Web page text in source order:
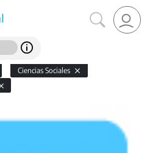
Ciencias Sociales